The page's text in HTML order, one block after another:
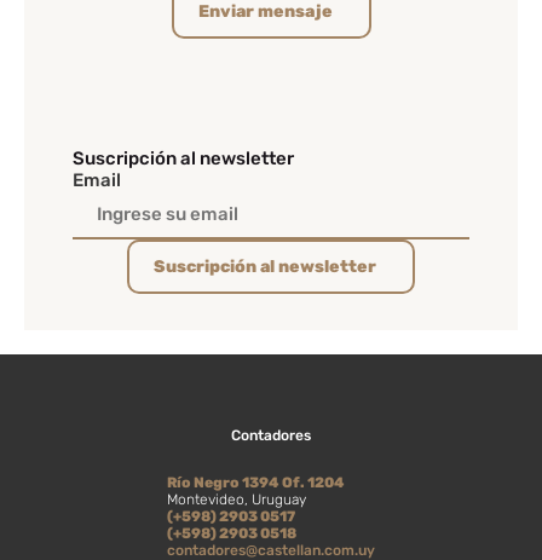
Enviar mensaje
Suscripción al newsletter
Email
Suscripción al newsletter
Contadores
Río Negro 1394 Of. 1204
Montevideo, Uruguay
(+598) 2903 0517
(+598) 2903 0518
contadores@castellan.com.uy